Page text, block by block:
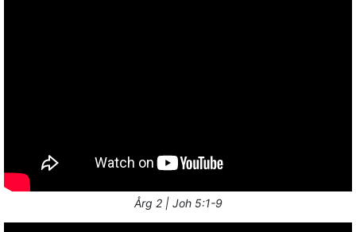
Årg 2 | Joh 5:1-9